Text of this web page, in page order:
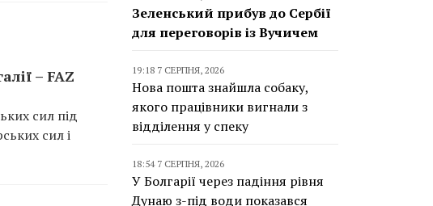
– FAZ
сил під
сил і
Зеленський прибув до Сербії
для переговорів із Вучичем
19:18 7 СЕРПНЯ, 2026
Нова пошта знайшла собаку,
якого працівники вигнали з
відділення у спеку
18:54 7 СЕРПНЯ, 2026
У Болгарії через падіння рівня
Дунаю з-під води показався